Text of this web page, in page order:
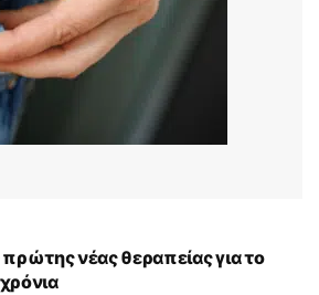
νέας θεραπείας για το